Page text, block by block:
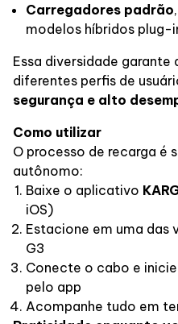
Carregadores padrão
modelos híbridos plug-
Essa diversidade
diferentes perfis de
segurança e alto
Como utilizar
O processo de recarga é
autônomo:
Baixe o aplicativo
iOS)
Estacione em uma das
G3
Conecte o cabo e
pelo app
Acompanhe tudo em